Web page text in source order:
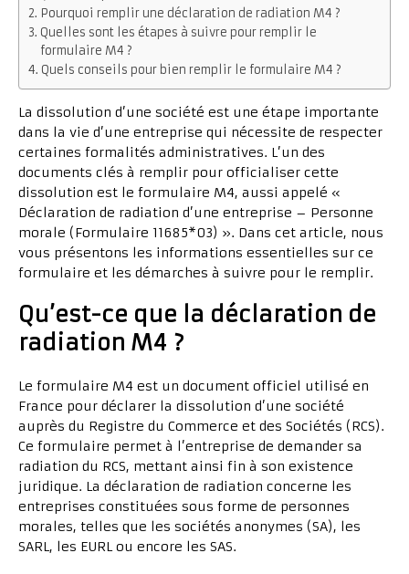
Pourquoi remplir une déclaration de radiation M4 ?
Quelles sont les étapes à suivre pour remplir le
formulaire M4 ?
Quels conseils pour bien remplir le formulaire M4 ?
La dissolution d’une société est une étape importante
dans la vie d’une entreprise qui nécessite de respecter
certaines formalités administratives. L’un des
documents clés à remplir pour officialiser cette
dissolution est le formulaire M4, aussi appelé «
Déclaration de radiation d’une entreprise – Personne
morale (Formulaire 11685*03) ». Dans cet article, nous
vous présentons les informations essentielles sur ce
formulaire et les démarches à suivre pour le remplir.
Qu’est-ce que la déclaration de
radiation M4 ?
Le formulaire M4 est un document officiel utilisé en
France pour déclarer la dissolution d’une société
auprès du Registre du Commerce et des Sociétés (RCS).
Ce formulaire permet à l’entreprise de demander sa
radiation du RCS, mettant ainsi fin à son existence
juridique. La déclaration de radiation concerne les
entreprises constituées sous forme de personnes
morales, telles que les sociétés anonymes (SA), les
SARL, les EURL ou encore les SAS.